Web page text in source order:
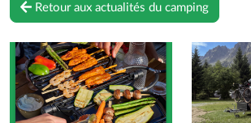
Retour aux actualités du camping